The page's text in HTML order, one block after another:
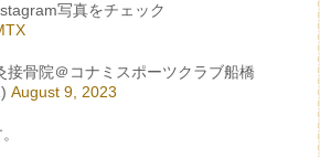
写真をチェック
骨院＠コナミスポーツクラブ船橋
August 9, 2023